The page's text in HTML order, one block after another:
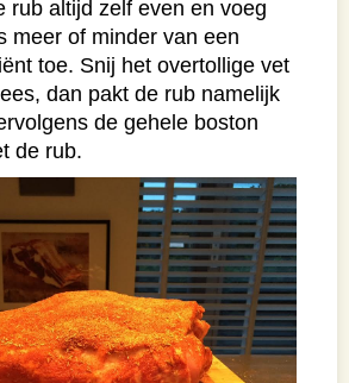
rub altijd zelf even en voeg
meer of minder van een
toe. Snij het overtollige vet
dan pakt de rub namelijk
de gehele boston
de rub.